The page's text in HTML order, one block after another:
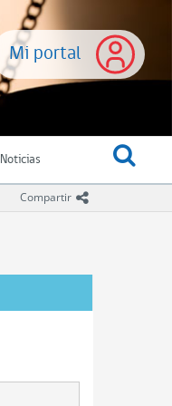
Mi portal
Noticias
Compartir icono